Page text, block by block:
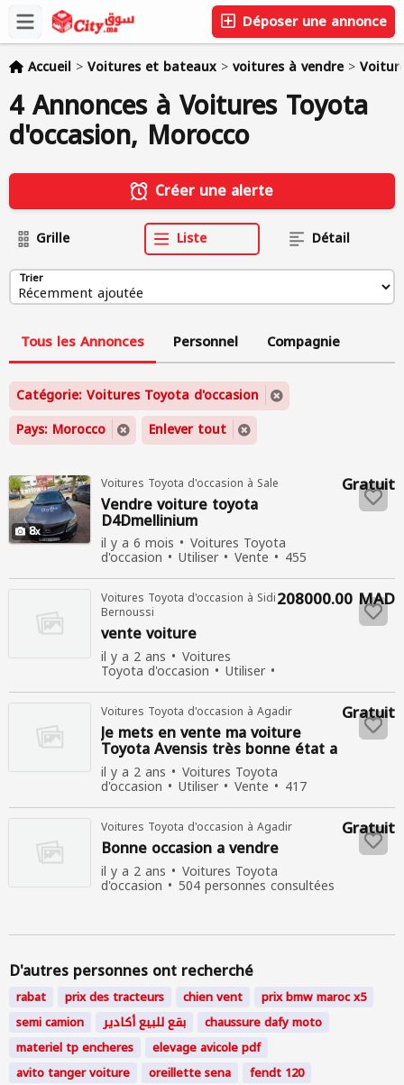
Déposer une annonce
Accueil >Voitures et bateaux >voitures à vendre >
4 Annonces à Voitures Toyota
d'occasion, Morocco
Créer une alerte
Grille Liste Détail
Trier
Tous les Annonces Personnel Compagnie
Catégorie: Voitures Toyota d'occasion
Pays: Morocco
Enlever tout
8
Voitures Toyota d'occasion à Sale
Vendre voiture toyota
D4Dmellinium
il y a 6 mois Voitures Toyota
d'occasion Utiliser Vente 455
personnes consultées
Gratuit
Voitures Toyota d'occasion à Sidi
Bernoussi
vente voiture
il y a 2 ans Voitures
Toyota d'occasion Utiliser
Vente 422 personnes
consultées
208000.00 MAD
Voitures Toyota d'occasion à Agadir
Je mets en vente ma voiture
Toyota Avensis très bonne état a
vendre
il y a 2 ans Voitures Toyota
d'occasion Utiliser Vente 417
personnes consultées
Gratuit
Voitures Toyota d'occasion à Agadir
Bonne occasion a vendre
il y a 2 ans Voitures Toyota
d'occasion 504 personnes consultées
Gratuit
D'autres personnes ont recherché
rabat prix des tracteurs chien vent
prix bmw maroc x5
semi camion
بقع للبيع أكادير
chaussure dafy moto
materiel tp encheres
elevage avicole pdf
avito tanger voiture
oreillette sena
fendt 120